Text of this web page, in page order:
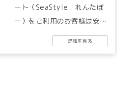
ート（SeaStyle れんたぼ
ー）をご利用のお客様は安全
レクチャーの受講が必要とな
ります。近隣のマリーナ様で
詳細を見る